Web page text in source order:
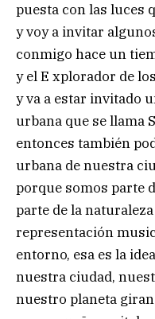
puesta con las luces
y voy a invitar
conmigo hace un
y el E xplorador de
y va a estar invitado
urbana que se llama
entonces también
urbana de nuestra
porque somos parte
parte de la
representación
entorno, esa es la
nuestra ciudad,
nuestro planeta